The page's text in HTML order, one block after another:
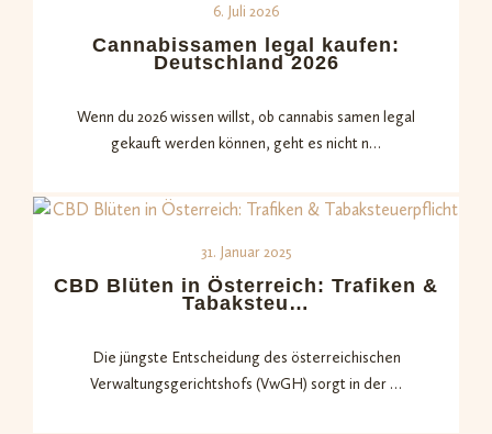
6. Juli 2026
Cannabissamen legal kaufen:
Deutschland 2026
Wenn du 2026 wissen willst, ob cannabis samen legal
gekauft werden können, geht es nicht n…
31. Januar 2025
CBD Blüten in Österreich: Trafiken &
Tabaksteu…
Die jüngste Entscheidung des österreichischen
Verwaltungsgerichtshofs (VwGH) sorgt in der …